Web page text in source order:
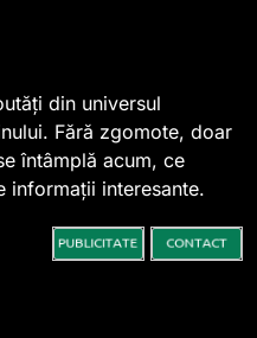
a pragului de
dolari
MiCA privind
crypto, obligatoriu de
în România
din universul
Fără zgomote, doar
întâmplă acum, ce
informații interesante.